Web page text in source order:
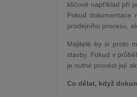
klíčové například při
Pokud dokumentace
prodejního procesu,
Majitelé by si proto
stavby. Pokud v
je nutné provést její
Co dělat, když